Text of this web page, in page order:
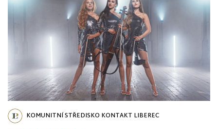
KOMUNITNÍ STŘEDISKO KONTAKT LIBEREC